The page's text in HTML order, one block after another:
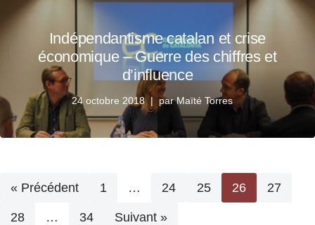
Indépendantisme catalan et crise
économique – Guerre des chiffres et
d’influence
24 octobre 2018 parMaïté Torres
« Précédent 1 … 24 25 26 27
28 … 34 Suivant »